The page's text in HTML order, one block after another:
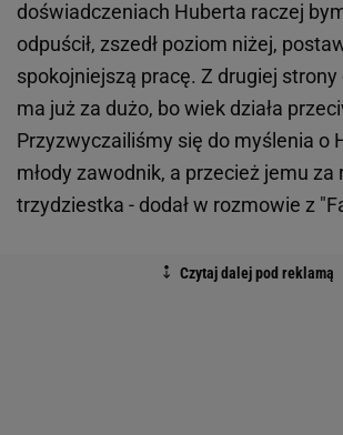
doświadczeniach Huberta raczej
odpuścił, zszedł poziom niżej,
spokojniejszą pracę. Z drugiej strony
ma już za dużo, bo wiek działa
Przyzwyczailiśmy się do myślenia o
młody zawodnik, a przecież jemu za
trzydziestka - dodał w rozmowie z